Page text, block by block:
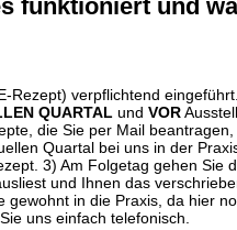
funktioniert und
verpflichtend
QUARTALund VOR
die Sie per Mail
Quartal bei uns in der
3) Am Folgetag gehen Sie
und Ihnen das
in die Praxis, da hier
uns einfach telefonisch.